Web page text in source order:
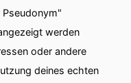
werden
oder andere
deines echten